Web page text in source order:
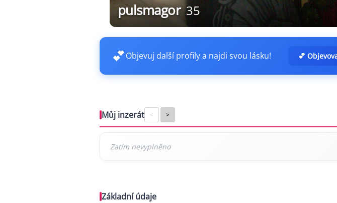
pulsmagor 35
💕Objevuj další profily a najdi svou lásku! 💕
Můj inzerát < >
Základní údaje